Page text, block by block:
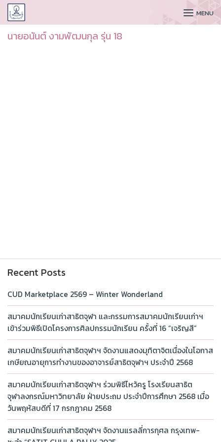
CUDAA MENU
นายอนันต์ งามพัฒนกุล รุ่น 18
Recent Posts
CUD Marketplace 2569 – Winter Wonderland
สมาคมนักเรียนเก่าสาธิตจุฬา และกรรมการสมาคมนักเรียนเก่าฯ
เข้าร่วมพิธีเปิดโครงการศิลปกรรมนักเรียน ครั้งที่ 16 “เจริญสี”
สมาคมนักเรียนเก่าสาธิตจุฬาฯ จัดงานแสดงมุทิตาจิตเนื่องในโอกาส
เกษียณอายุการทำงานของอาจารย์สาธิตจุฬาฯ ประจำปี 2568
สมาคมนักเรียนเก่าสาธิตจุฬาฯ ร่วมพิธีไหว้ครู โรงเรียนสาธิต
จุฬาลงกรณ์มหาวิทยาลัย ฝ่ายประถม ประจำปีการศึกษา 2568 เมื่อ
วันพฤหัสบดีที่ 17 กรกฎาคม 2568
สมาคมนักเรียนเก่าสาธิตจุฬาฯ จัดงานแรลลี่การกุศล กรุงเทพ-